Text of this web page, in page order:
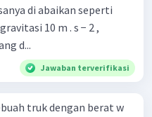
di abaikan seperti
10 m . s − 2 ,
d...
Jawaban terverifikasi